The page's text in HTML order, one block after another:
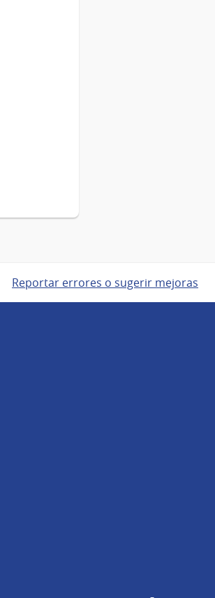
Reportar errores o sugerir mejoras